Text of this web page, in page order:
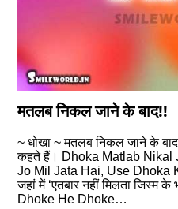
मतलब निकल जाने के बाद!!
~ धोखा ~ मतलब निकल जाने के बाद
कहते हैं। Dhoka Matlab Nikal
Jo Mil Jata Hai, Use Dhoka
जहां में ‘एतबार नहीं मिलता जिस्म
Dhoke He Dhoke…